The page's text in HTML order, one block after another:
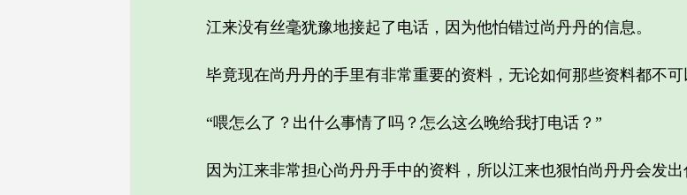
江来没有丝毫犹豫地接起了电话，因为他怕错过尚丹丹的信息。
毕竟现在尚丹丹的手里有非常重要的资料，无论如何那些资料都不可
“喂怎么了？出什么事情了吗？怎么这么晚给我打电话？”
因为江来非常担心尚丹丹手中的资料，所以江来也狠怕尚丹丹会发出